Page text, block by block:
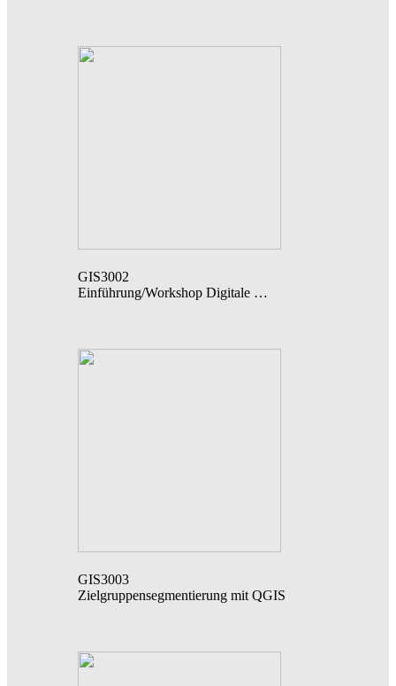
GIS3002
Einführung/Workshop Digitale …
GIS3003
Zielgruppensegmentierung mit QGIS